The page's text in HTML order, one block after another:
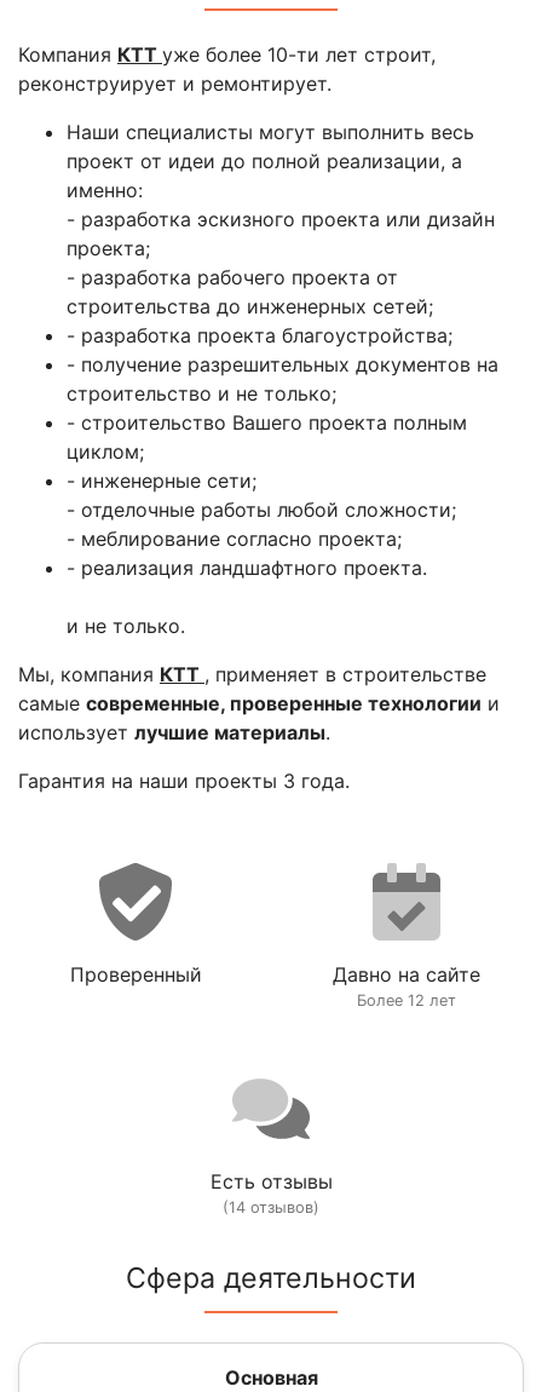
Компания КТТ уже более 10-ти лет строит,
реконструирует и ремонтирует.
Наши специалисты могут выполнить весь
проект от идеи до полной реализации, а
именно:
- разработка эскизного проекта или дизайн
проекта;
- разработка рабочего проекта от
строительства до инженерных сетей;
- разработка проекта благоустройства;
- получение разрешительных документов на
строительство и не только;
- строительство Вашего проекта полным
циклом;
- инженерные сети;
- отделочные работы любой сложности;
- меблирование согласно проекта;
- реализация ландшафтного проекта.
и не только.
Мы, компания КТТ , применяет в строительстве
самые современные, проверенные технологии и
использует лучшие материалы.
Гарантия на наши проекты 3 года.
Проверенный Давно на сайте
Более 12 лет
Есть отзывы
(14 отзывов)
Сфера деятельности
Основная